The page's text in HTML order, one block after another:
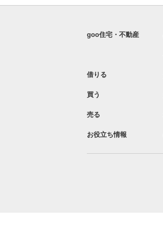
goo住宅・不動産
借りる
買う
売る
お役立ち情報